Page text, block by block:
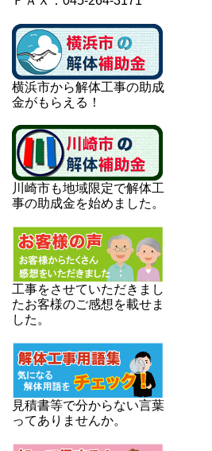
横浜市から解体工事の助成
金がもらえる！
川崎市も地域限定で解体工
事の助成金を始めました。
工事をさせていただきまし
たお客様のご感想を載せま
した。
見積書等で分からない言葉
ってありませんか。